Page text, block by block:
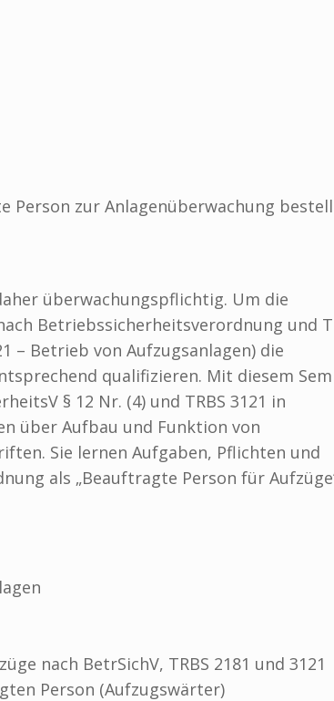
Person zur Anlagenüberwachung
überwachungspflichtig. Um die
Betriebssicherheitsverordnung und
– Betrieb von Aufzugsanlagen) die
qualifizieren. Mit diesem
§ 12 Nr. (4) und TRBS 3121 in
über Aufbau und Funktion von
Sie lernen Aufgaben, Pflichten und
als „Beauftragte Person für
nach BetrSichV, TRBS 2181 und 3121
Person (Aufzugswärter)